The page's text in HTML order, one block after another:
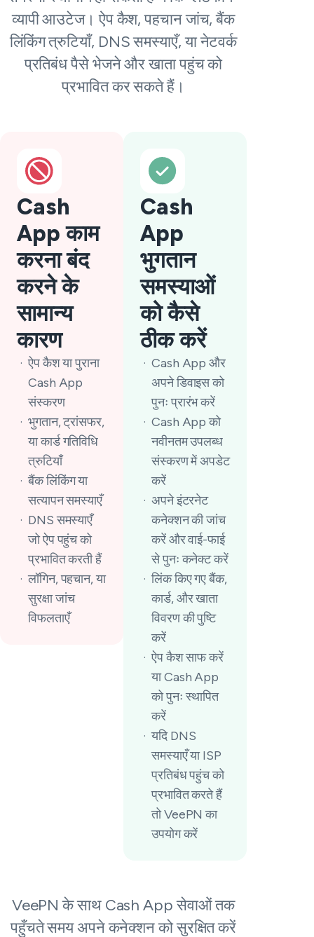
व्यापी आउटेज। ऐप कैश, पहचान जांच, बैंक
लिंकिंग त्रुटियाँ, DNS समस्याएँ, या नेटवर्क
प्रतिबंध पैसे भेजने और खाता पहुंच को
प्रभावित कर सकते हैं।
Cash
App काम
करना बंद
करने के
सामान्य
कारण
ऐप कैश या पुराना
Cash App
संस्करण
भुगतान, ट्रांसफर,
या कार्ड गतिविधि
त्रुटियाँ
बैंक लिंकिंग या
सत्यापन समस्याएँ
DNS समस्याएँ
जो ऐप पहुंच को
प्रभावित करती हैं
लॉगिन, पहचान, या
सुरक्षा जांच
विफलताएँ
Cash
App
भुगतान
समस्याओं
को कैसे
ठीक करें
Cash App और
अपने डिवाइस को
पुनः प्रारंभ करें
Cash App को
नवीनतम उपलब्ध
संस्करण में अपडेट
करें
अपने इंटरनेट
कनेक्शन की जांच
करें और वाई-फाई
से पुनः कनेक्ट करें
लिंक किए गए बैंक,
कार्ड, और खाता
विवरण की पुष्टि
करें
ऐप कैश साफ करें
या Cash App
को पुनः स्थापित
करें
यदि DNS
समस्याएँ या ISP
प्रतिबंध पहुंच को
प्रभावित करते हैं
तो VeePN का
उपयोग करें
VeePN के साथ Cash App सेवाओं तक
पहुँचते समय अपने कनेक्शन को सुरक्षित करें